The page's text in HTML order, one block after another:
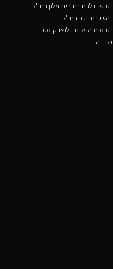
טיפים לבחירת בית מלון בחו"ל
השכרת רכב בחו"ל
טיסות מוזלות - לואו קוסט
גלרייה